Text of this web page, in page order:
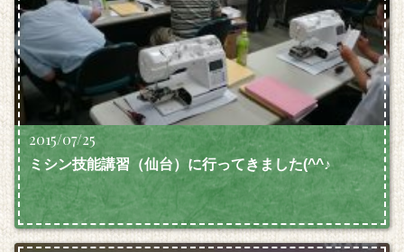
2015/07/25
ミシン技能講習（仙台）に行ってきました(^^♪